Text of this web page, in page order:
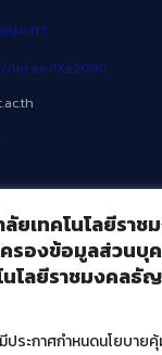
ลัยเทคโนโลยีรา
รองข้อมูลส่วนบุ
นโลยีราชมงคลธั
ประกาศกำหนดนโยบา
lin.ee/tXe209C
ส.
วามรู้
รนวัตกรรมดิจิทัล